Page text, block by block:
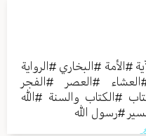
#الأمة #البخاري #الرواية
العشاء #العصر #الفجر
#الكتاب والسنة #الله
#رسول الله